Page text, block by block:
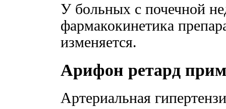
У больных с почечной
фармакокинетика
изменяется.
Арифон ретард
Артериальная